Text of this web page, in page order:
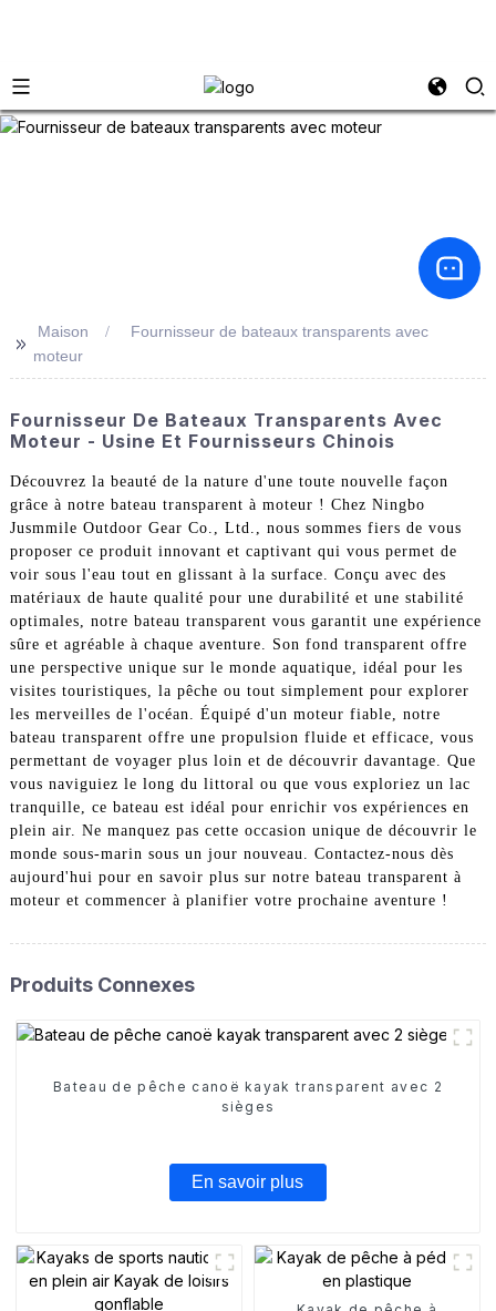
>> Maison
Fournisseur de bateaux transparents avec
moteur
Fournisseur De Bateaux Transparents Avec
Moteur - Usine Et Fournisseurs Chinois
Découvrez la beauté de la nature d'une toute nouvelle façon
grâce à notre bateau transparent à moteur ! Chez Ningbo
Jusmmile Outdoor Gear Co., Ltd., nous sommes fiers de vous
proposer ce produit innovant et captivant qui vous permet de
voir sous l'eau tout en glissant à la surface. Conçu avec des
matériaux de haute qualité pour une durabilité et une stabilité
optimales, notre bateau transparent vous garantit une expérience
sûre et agréable à chaque aventure. Son fond transparent offre
une perspective unique sur le monde aquatique, idéal pour les
visites touristiques, la pêche ou tout simplement pour explorer
les merveilles de l'océan. Équipé d'un moteur fiable, notre
bateau transparent offre une propulsion fluide et efficace, vous
permettant de voyager plus loin et de découvrir davantage. Que
vous naviguiez le long du littoral ou que vous exploriez un lac
tranquille, ce bateau est idéal pour enrichir vos expériences en
plein air. Ne manquez pas cette occasion unique de découvrir le
monde sous-marin sous un jour nouveau. Contactez-nous dès
aujourd'hui pour en savoir plus sur notre bateau transparent à
moteur et commencer à planifier votre prochaine aventure !
Produits Connexes
Bateau de pêche canoë kayak transparent avec 2
sièges
En savoir plus